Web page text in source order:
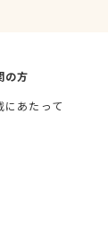
の方
にあたって